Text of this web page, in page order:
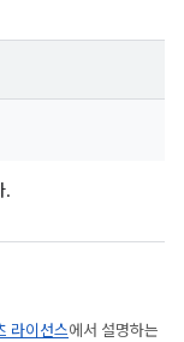
.
라이선스에서 설명하는